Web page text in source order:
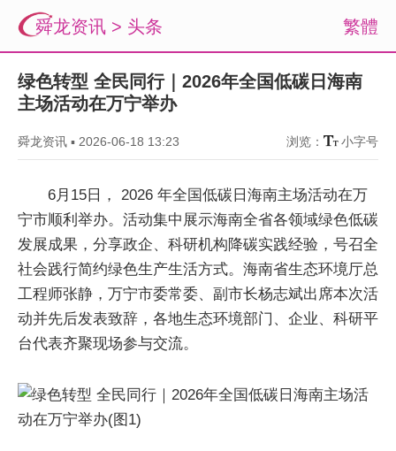
繁體
舜龙资讯 > 头条
绿色转型 全民同行｜2026年全国低碳日海南
主场活动在万宁举办
舜龙资讯 ▪ 2026-06-18 13:23 浏览： 小字号
6月15日， 2026 年全国低碳日海南主场活动在万
宁市顺利举办。活动集中展示海南全省各领域绿色低碳
发展成果，分享政企、科研机构降碳实践经验，号召全
社会践行简约绿色生产生活方式。海南省生态环境厅总
工程师张静，万宁市委常委、副市长杨志斌出席本次活
动并先后发表致辞，各地生态环境部门、企业、科研平
台代表齐聚现场参与交流。